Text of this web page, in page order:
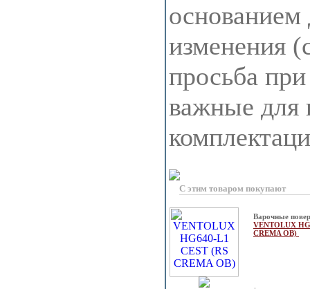
основанием
изменения
просьба
важные для
С этим товаром покупают
Варочные
VENTOLUX
CREMA OB)